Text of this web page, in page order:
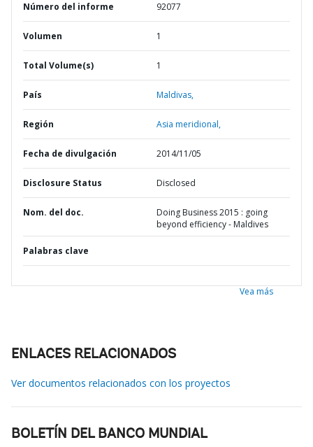
Número del informe 92077
Volumen 1
Total Volume(s) 1
País Maldivas,
Región Asia meridional,
Fecha de divulgación 2014/11/05
Disclosure Status Disclosed
Nom. del doc.
Doing Business 2015 : going
beyond efficiency - Maldives
Palabras clave
Vea más
ENLACES RELACIONADOS
Ver documentos relacionados con los proyectos
BOLETÍN DEL BANCO MUNDIAL